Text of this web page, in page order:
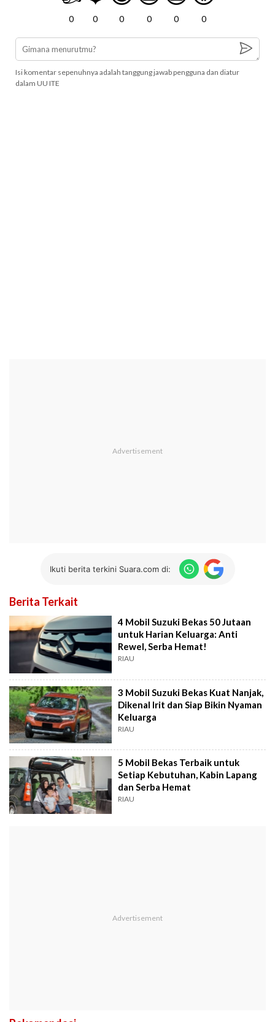
0 0 0 0 0 0
Isi komentar sepenuhnya adalah tanggung jawab pengguna dan diatur
dalam UU ITE
Ikuti berita terkini Suara.com di:
Berita Terkait
4 Mobil Suzuki Bekas 50 Jutaan
untuk Harian Keluarga: Anti
Rewel, Serba Hemat!
RIAU
3 Mobil Suzuki Bekas Kuat Nanjak,
Dikenal Irit dan Siap Bikin Nyaman
Keluarga
RIAU
5 Mobil Bekas Terbaik untuk
Setiap Kebutuhan, Kabin Lapang
dan Serba Hemat
RIAU